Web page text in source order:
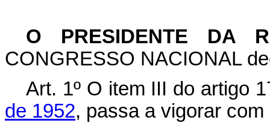
O PRESIDENTE DA
CONGRESSO NACIONAL
Art. 1º O item III do artigo
de 1952, passa a vigorar